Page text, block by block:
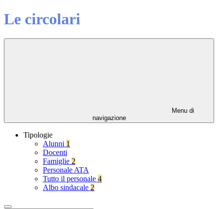
Le circolari
Menu di
navigazione
Tipologie
Alunni 1
Docenti
Famiglie 2
Personale ATA
Tutto il personale 4
Albo sindacale 2